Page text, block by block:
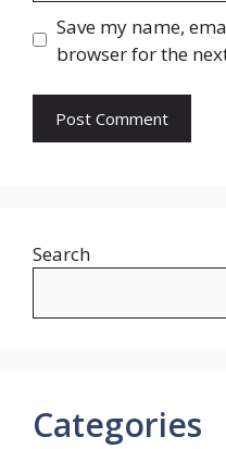
Save my name,
browser for the
Search
Categories